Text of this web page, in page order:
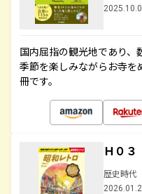
国内屈指の観光地であり、
季節を楽しみながらお寺を
冊です。
Ｈ０
歴史時代